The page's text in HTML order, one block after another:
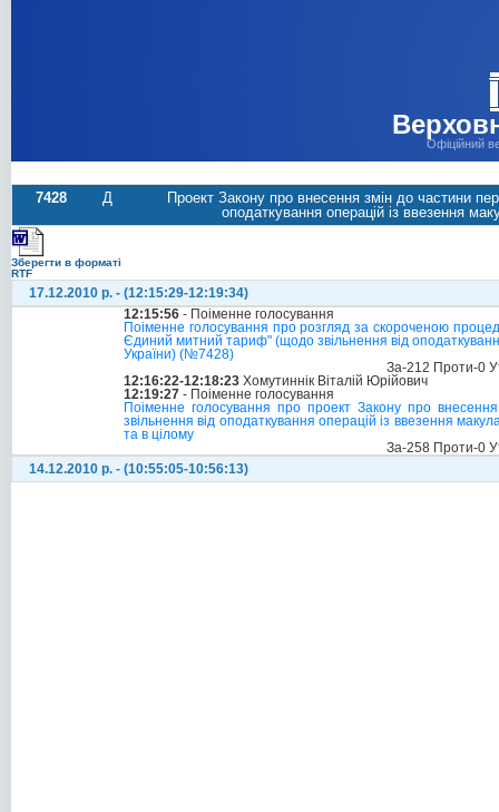
Офіційний
7428 Д
Проект Закону про внесення змін до частини
оподаткування операцій із ввезення
Зберегти в форматі
RTF
17.12.2010 р. - (12:15:29-12:19:34)
12:15:56 - Поіменне голосування
Поіменне голосування про розгляд за скороченою
Єдиний митний тариф" (щодо звільнення від
України) (№7428)
За-212 Проти-0
12:16:22-12:18:23 Хомутиннік Віталій Юрійович
12:19:27 - Поіменне голосування
Поіменне голосування про проект Закону про
звільнення від оподаткування операцій із ввезення
та в цілому
За-258 Проти-0
14.12.2010 р. - (10:55:05-10:56:13)